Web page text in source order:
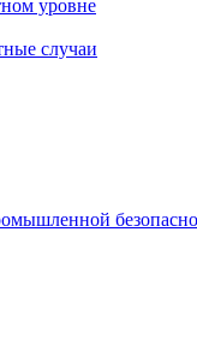
уровне
случаи